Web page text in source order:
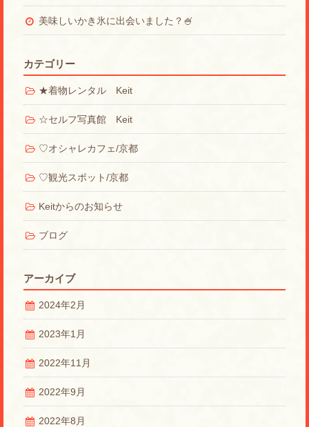
美味しいかき氷に出会いました？🍧
カテゴリー
★着物レンタル Keit
☆セルフ写真館 Keit
♡オシャレカフェ/京都
♡観光スポット/京都
Keitからのお知らせ
ブログ
アーカイブ
2024年2月
2023年1月
2022年11月
2022年9月
2022年8月